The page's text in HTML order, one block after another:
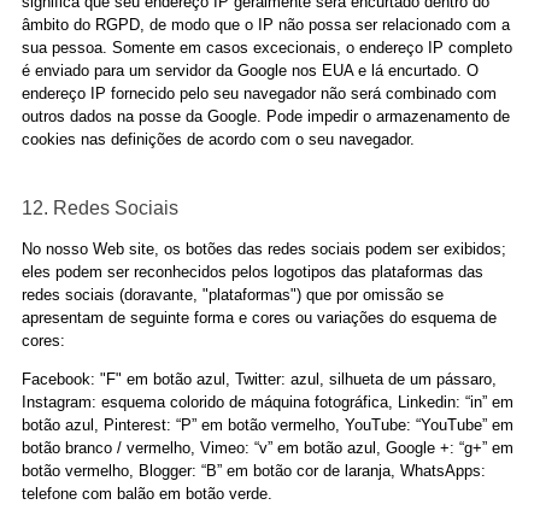
âmbito do RGPD, de modo que o IP não possa ser relacionado com a
sua pessoa. Somente em casos excecionais, o endereço IP completo
é enviado para um servidor da Google nos EUA e lá encurtado. O
endereço IP fornecido pelo seu navegador não será combinado com
outros dados na posse da Google. Pode impedir o armazenamento de
cookies nas definições de acordo com o seu navegador.
12. Redes Sociais
No nosso Web site, os botões das redes sociais podem ser exibidos;
eles podem ser reconhecidos pelos logotipos das plataformas das
redes sociais (doravante, "plataformas") que por omissão se
apresentam de seguinte forma e cores ou variações do esquema de
cores:
Facebook: "F" em botão azul, Twitter: azul, silhueta de um pássaro,
Instagram: esquema colorido de máquina fotográfica, Linkedin: “in” em
botão azul, Pinterest: “P” em botão vermelho, YouTube: “YouTube” em
botão branco / vermelho, Vimeo: “v” em botão azul, Google +: “g+” em
botão vermelho, Blogger: “B” em botão cor de laranja, WhatsApps:
telefone com balão em botão verde.